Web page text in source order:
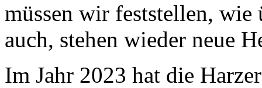
müssen wir feststellen,
auch, stehen wieder neue
Im Jahr 2023 hat die